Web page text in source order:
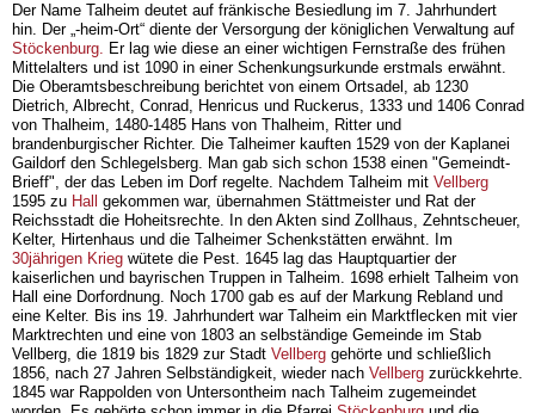
Der Name Talheim deutet auf fränkische Besiedlung im 7. Jahrhundert
hin. Der „-heim-Ort“ diente der Versorgung der königlichen Verwaltung auf
Stöckenburg. Er lag wie diese an einer wichtigen Fernstraße des frühen
Mittelalters und ist 1090 in einer Schenkungsurkunde erstmals erwähnt.
Die Oberamtsbeschreibung berichtet von einem Ortsadel, ab 1230
Dietrich, Albrecht, Conrad, Henricus und Ruckerus, 1333 und 1406 Conrad
von Thalheim, 1480-1485 Hans von Thalheim, Ritter und
brandenburgischer Richter. Die Talheimer kauften 1529 von der Kaplanei
Gaildorf den Schlegelsberg. Man gab sich schon 1538 einen "Gemeindt-
Brieff", der das Leben im Dorf regelte. Nachdem Talheim mit Vellberg
1595 zu Hall gekommen war, übernahmen Stättmeister und Rat der
Reichsstadt die Hoheitsrechte. In den Akten sind Zollhaus, Zehntscheuer,
Kelter, Hirtenhaus und die Talheimer Schenkstätten erwähnt. Im
30jährigen Krieg wütete die Pest. 1645 lag das Hauptquartier der
kaiserlichen und bayrischen Truppen in Talheim. 1698 erhielt Talheim von
Hall eine Dorfordnung. Noch 1700 gab es auf der Markung Rebland und
eine Kelter. Bis ins 19. Jahrhundert war Talheim ein Marktflecken mit vier
Marktrechten und eine von 1803 an selbständige Gemeinde im Stab
Vellberg, die 1819 bis 1829 zur Stadt Vellberg gehörte und schließlich
1856, nach 27 Jahren Selbständigkeit, wieder nach Vellberg zurückkehrte.
1845 war Rappolden von Untersontheim nach Talheim zugemeindet